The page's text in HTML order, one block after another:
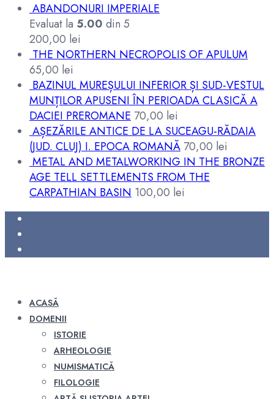
ABANDONURI IMPERIALE
Evaluat la 5.00 din 5
200,00 lei
THE NORTHERN NECROPOLIS OF APULUM
65,00 lei
BAZINUL MUREȘULUI INFERIOR ȘI SUD-VESTUL
MUNȚILOR APUSENI ÎN PERIOADA CLASICĂ A
DACIEI PREROMANE 70,00 lei
AȘEZĂRILE ANTICE DE LA SUCEAGU-RĂDAIA
(JUD. CLUJ) I. EPOCA ROMANĂ 70,00 lei
METAL AND METALWORKING IN THE BRONZE
AGE TELL SETTLEMENTS FROM THE
CARPATHIAN BASIN 100,00 lei
ACASĂ
DOMENII
ISTORIE
ARHEOLOGIE
NUMISMATICĂ
FILOLOGIE